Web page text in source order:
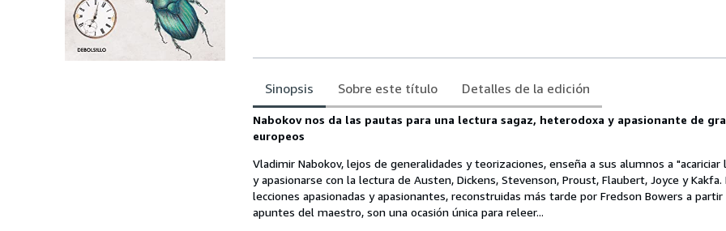
Sinopsis Sobre este título Detalles de la edición
Sinopsis
Nabokov nos da las pautas para una lectura sagaz, heterodoxa y apasionante de
europeos
Vladimir Nabokov, lejos de generalidades y teorizaciones, enseña a sus alumnos a
y apasionarse con la lectura de Austen, Dickens, Stevenson, Proust, Flaubert, Joyce y Kakfa.
lecciones apasionadas y apasionantes, reconstruidas más tarde por Fredson Bowers a partir
apuntes del maestro, son una ocasión única para releer...